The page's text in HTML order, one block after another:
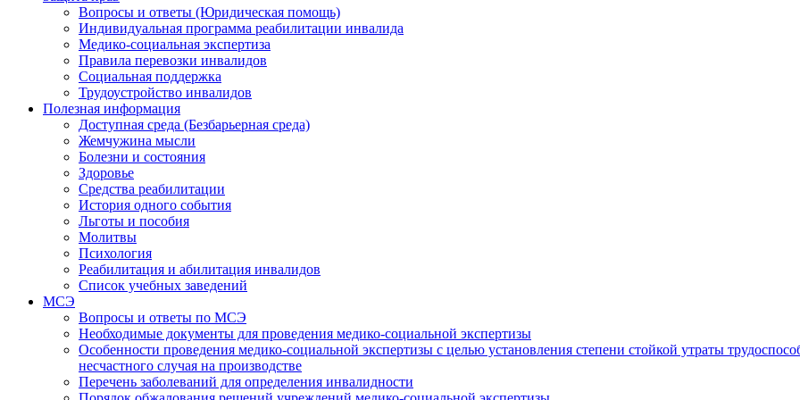
Вопросы и ответы (Юридическая помощь)
Индивидуальная программа реабилитации инвалида
Медико-социальная экспертиза
Правила перевозки инвалидов
Социальная поддержка
Трудоустройство инвалидов
Полезная информация
Доступная среда (Безбарьерная среда)
Жемчужина мысли
Болезни и состояния
Здоровье
Средства реабилитации
История одного события
Льготы и пособия
Молитвы
Психология
Реабилитация и абилитация инвалидов
Список учебных заведений
МСЭ
Вопросы и ответы по МСЭ
Необходимые документы для проведения медико-социальной экспертизы
Особенности проведения медико-социальной экспертизы с целью установления степени стойкой утраты
несчастного случая на производстве
Перечень заболеваний для определения инвалидности